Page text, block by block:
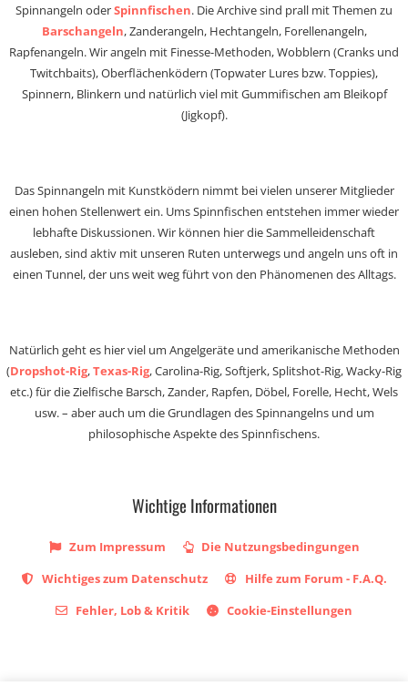
Spinnangeln oderSpinnfischen. Die Archive sind prall mit Themen zu
Barschangeln, Zanderangeln, Hechtangeln, Forellenangeln,
Rapfenangeln. Wir angeln mit Finesse-Methoden, Wobblern (Cranks und
Twitchbaits), Oberflächenködern (Topwater Lures bzw. Toppies),
Spinnern, Blinkern und natürlich viel mit Gummifischen am Bleikopf
(Jigkopf).
Das Spinnangeln mit Kunstködern nimmt bei vielen unserer Mitglieder
einen hohen Stellenwert ein. Ums Spinnfischen entstehen immer wieder
lebhafte Diskussionen. Wir können hier die Sammelleidenschaft
ausleben, sind aktiv mit unseren Ruten unterwegs und angeln uns oft in
einen Tunnel, der uns weit weg führt von den Phänomenen des Alltags.
Natürlich geht es hier viel um Angelgeräte und amerikanische Methoden
(Dropshot-Rig,Texas-Rig, Carolina-Rig, Softjerk, Splitshot-Rig, Wacky-Rig
etc.) für die Zielfische Barsch, Zander, Rapfen, Döbel, Forelle, Hecht, Wels
usw. – aber auch um die Grundlagen des Spinnangelns und um
philosophische Aspekte des Spinnfischens.
Wichtige Informationen
Zum Impressum
Die Nutzungsbedingungen
Wichtiges zum Datenschutz
Hilfe zum Forum - F.A.Q.
Fehler, Lob & Kritik
Cookie-Einstellungen